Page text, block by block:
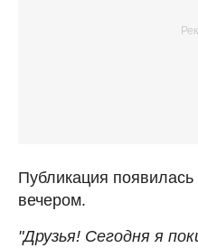
Публикация появилась
вечером.
"Друзья! Сегодня я